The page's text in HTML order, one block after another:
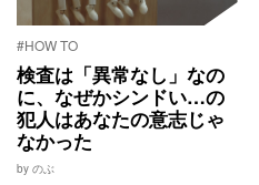
#HOW TO
検査は「異常なし」なの
に、なぜかシンドい…の
犯人はあなたの意志じゃ
なかった
by のぶ